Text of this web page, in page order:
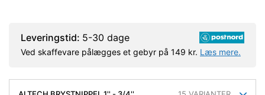
Leveringstid: 5-30 dage
Ved skaffevare pålægges et gebyr på 149 kr. Læs mere.